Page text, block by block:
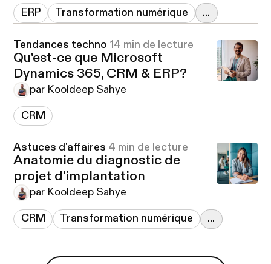
ERP Transformation numérique ...
Tendances techno 14 min de lecture
Qu'est-ce que Microsoft
Dynamics 365, CRM & ERP?
par Kooldeep Sahye
CRM
Astuces d'affaires 4 min de lecture
Anatomie du diagnostic de
projet d'implantation
par Kooldeep Sahye
CRM Transformation numérique ...